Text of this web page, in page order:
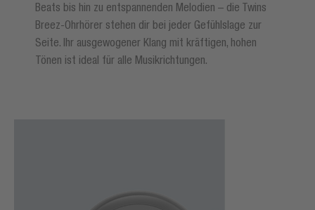
Beats bis hin zu entspannenden Melodien – die Twins
Breez-Ohrhörer stehen dir bei jeder Gefühlslage zur
Seite. Ihr ausgewogener Klang mit kräftigen, hohen
Tönen ist ideal für alle Musikrichtungen.